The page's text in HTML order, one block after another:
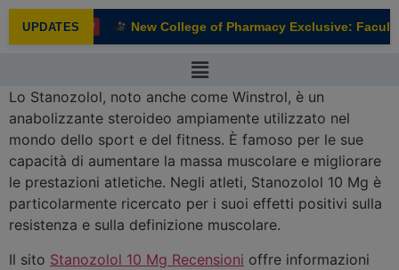
UPDATES
NEW New College of Pharmacy Exclusive: Faculty
Lo Stanozolol, noto anche come Winstrol, è un
anabolizzante steroideo ampiamente utilizzato nel
mondo dello sport e del fitness. È famoso per le sue
capacità di aumentare la massa muscolare e migliorare
le prestazioni atletiche. Negli atleti, Stanozolol 10 Mg è
particolarmente ricercato per i suoi effetti positivi sulla
resistenza e sulla definizione muscolare.
Il sito Stanozolol 10 Mg Recensioni offre informazioni
modal-check